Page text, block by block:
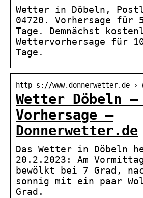
Wetter in Döbeln,
04720. Vorhersage für
Tage. Demnächst
Wettervorhersage für
Tage.
http s://www.donnerwetter.de ›
Wetter Döbeln –
Vorhersage –
Donnerwetter.de
Das Wetter in Döbeln
20.2.2023: Am
bewölkt bei 7 Grad,
sonnig mit ein paar
Grad.